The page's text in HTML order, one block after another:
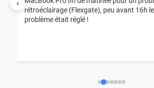
‹
rétroéclairage (Flexgate), peu avant 16h le
problème était réglé !